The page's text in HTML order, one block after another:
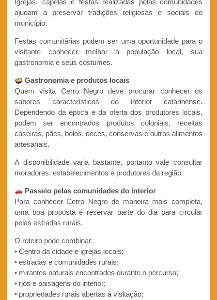
Igrejas, capelas e festas realizadas pelas comunidades
ajudam a preservar tradições religiosas e sociais do
município.
Festas comunitárias podem ser uma oportunidade para o
visitante conhecer melhor a população local, sua
gastronomia e seus costumes.
Gastronomia e produtos locais
Quem visita Cerro Negro deve procurar conhecer os
sabores característicos do interior catarinense.
Dependendo da época e da oferta dos produtores locais,
podem ser encontrados produtos coloniais, receitas
caseiras, pães, bolos, doces, conservas e outros alimentos
artesanais.
A disponibilidade varia bastante, portanto vale consultar
moradores, estabelecimentos e produtores da região.
Passeio pelas comunidades do interior
Para conhecer Cerro Negro de maneira mais completa,
uma boa proposta é reservar parte do dia para circular
pelas estradas rurais.
O roteiro pode combinar:
• Centro da cidade e igrejas locais;
• estradas e comunidades rurais;
• mirantes naturais encontrados durante o percurso;
• rios e paisagens do interior;
• propriedades rurais abertas à visitação;